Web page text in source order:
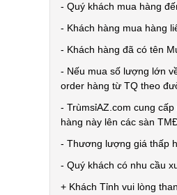
- Quý khách mua hàng
- Khách hàng mua hàng
- Khách hàng đã có tên
- Nếu mua số lượng lớn
order hàng từ TQ theo
- TrùmsỉAZ.com cung
hàng này lên các sàn
- Thương lượng giá thấp
- Quý khách có nhu cầu
+ Khách Tỉnh vui lòng